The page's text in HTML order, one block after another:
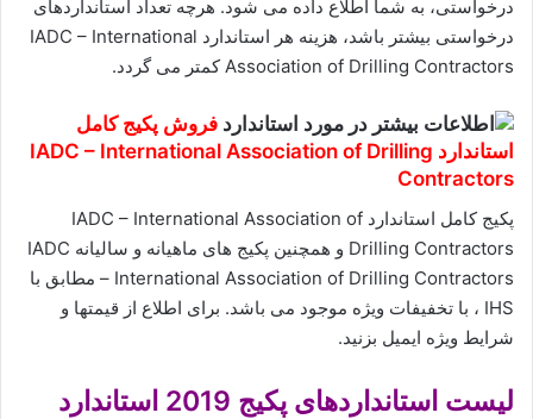
درخواستی، به شما اطلاع داده می شود. هرچه تعداد استانداردهای
درخواستی بیشتر باشد، هزینه هر استاندارد IADC – International
Association of Drilling Contractors کمتر می گردد.
فروش پکیج کامل
استاندارد IADC – International Association of Drilling
Contractors
پکیج کامل استاندارد IADC – International Association of
Drilling Contractors و همچنین پکیج های ماهیانه و سالیانه IADC
– International Association of Drilling Contractors مطابق با
IHS ، با تخفیفات ویژه موجود می باشد. برای اطلاع از قیمتها و
شرایط ویژه ایمیل بزنید.
لیست استانداردهای پکیج 2019 استاندارد